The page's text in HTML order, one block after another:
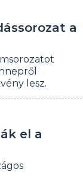
a
lesz.
el a